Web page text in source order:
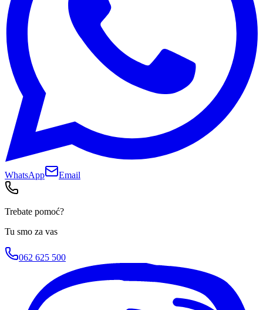
WhatsApp Email
Trebate pomoć?
Tu smo za vas
062 625 500